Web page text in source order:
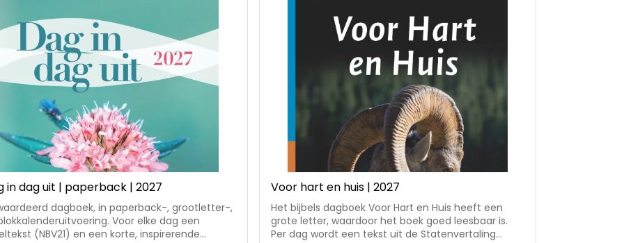
in dag uit | paperback | 2027
dagboek, in paperback-, grootletter-,
Voor elke dag een
(NBV21) en een korte, inspirerende
Voor hart en huis | 2027
Het bijbels dagboek Voor Hart en Huis heeft een
grote letter, waardoor het boek goed leesbaar is.
Per dag wordt een tekst uit de Statenvertaling